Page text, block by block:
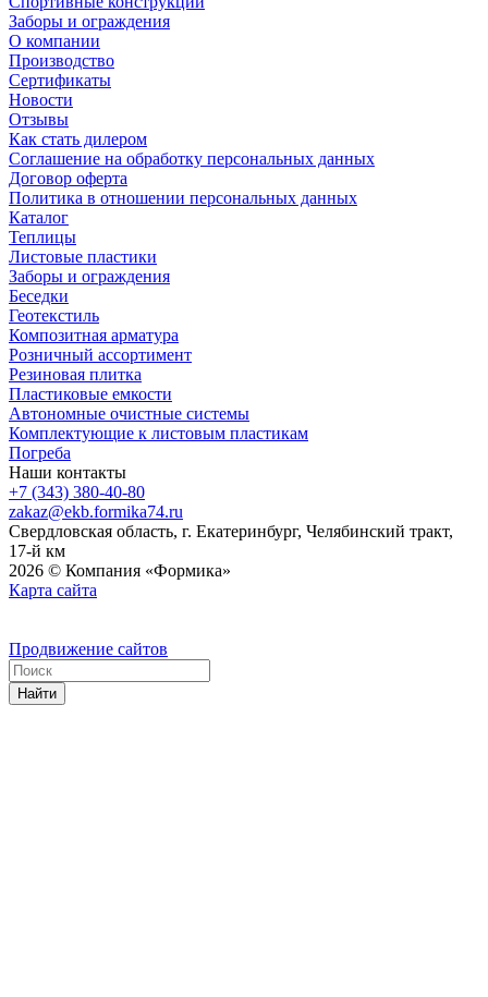
Заборы и ограждения
О компании
Производство
Сертификаты
Новости
Отзывы
Как стать дилером
Соглашение на обработку персональных данных
Договор оферта
Политика в отношении персональных данных
Каталог
Теплицы
Листовые пластики
Заборы и ограждения
Беседки
Геотекстиль
Композитная арматура
Розничный ассортимент
Резиновая плитка
Пластиковые емкости
Автономные очистные системы
Комплектующие к листовым пластикам
Погреба
Наши контакты
+7 (343) 380-40-80
zakaz@ekb.formika74.ru
Свердловская область, г. Екатеринбург, Челябинский тракт,
17-й км
2026 © Компания «Формика»
Карта сайта
Продвижение сайтов
Найти